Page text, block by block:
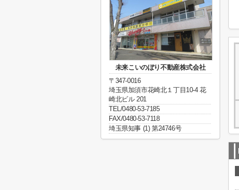
未来こいのぼり不動産株式会社
〒347-0016
埼玉県加須市花崎北１丁目10-4 花
崎北ビル 201
TEL/0480-53-7185
FAX/0480-53-7118
埼玉県知事 (1) 第24746号